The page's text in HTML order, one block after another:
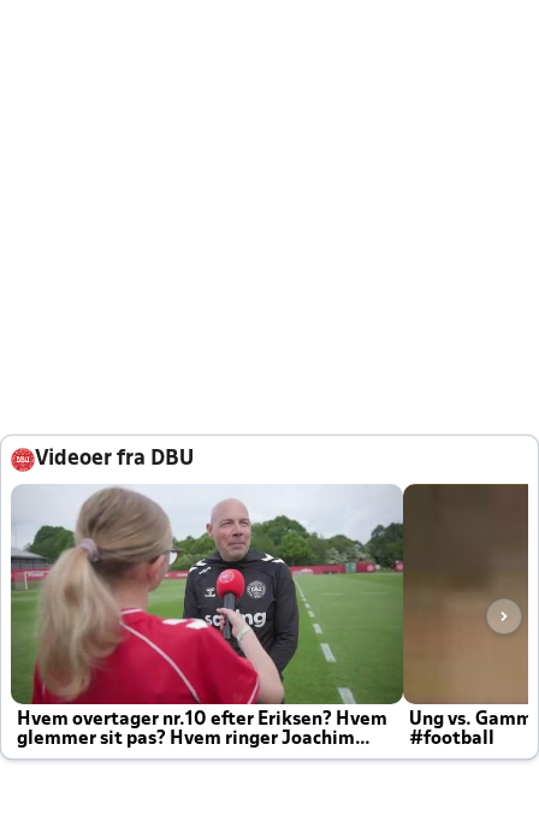
Videoer fra DBU
Hvem overtager nr.10 efter Eriksen? Hvem
glemmer sit pas? Hvem ringer Joachim
altid til efter kampe?
Ung vs.
#football